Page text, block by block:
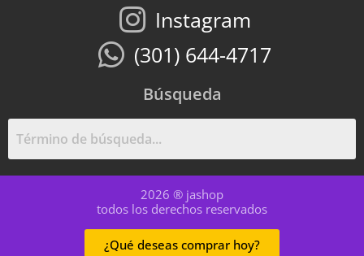
Instagram
(301) 644-4717
Búsqueda
2026 ® jashop
todos los derechos reservados
¿Qué deseas comprar hoy?